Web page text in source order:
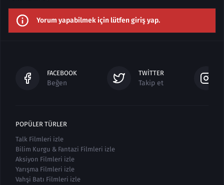
Yorum yapabilmek için lütfen giriş yap.
FACEBOOK
Beğen
TWITTER
Takip et
POPÜLER TÜRLER
Talk Filmleri izle
Bilim Kurgu & Fantazi Filmleri izle
Aksiyon Filmleri izle
Yarışma Filmleri izle
Vahşi Batı Filmleri izle